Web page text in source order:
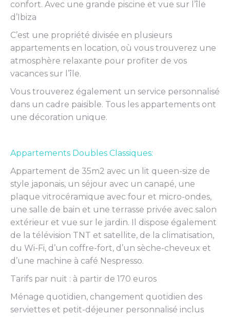
confort. Avec une grande piscine et vue sur l’île
d’Ibiza
C’est une propriété divisée en plusieurs
appartements en location, où vous trouverez une
atmosphère relaxante pour profiter de vos
vacances sur l’île.
Vous trouverez également un service personnalisé
dans un cadre paisible. Tous les appartements ont
une décoration unique.
Appartements Doubles Classiques:
Appartement de 35m2 avec un lit queen-size de
style japonais, un séjour avec un canapé, une
plaque vitrocéramique avec four et micro-ondes,
une salle de bain et une terrasse privée avec salon
extérieur et vue sur le jardin. Il dispose également
de la télévision TNT et satellite, de la climatisation,
du Wi-Fi, d’un coffre-fort, d’un sèche-cheveux et
d’une machine à café Nespresso.
Tarifs par nuit : à partir de 170 euros
Ménage quotidien, changement quotidien des
serviettes et petit-déjeuner personnalisé inclus